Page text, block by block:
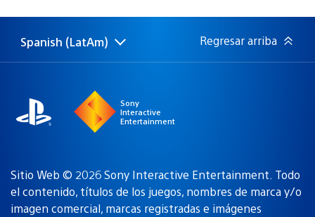
publicación:
Elige
una
Región
actual:
Spanish (LatAm) Regresar arriba
Sony
Interactive
Entertainment
Sitio Web © 2026 Sony Interactive Entertainment. Todo
el contenido, títulos de los juegos, nombres de marca y/o
imagen comercial, marcas registradas e imágenes